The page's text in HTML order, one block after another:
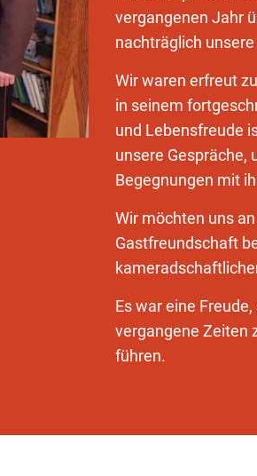
vergangenen Jahr
nachträglich
Wir waren erfreut
in seinem
und Lebensfreude
unsere Gespräche,
Begegnungen mit
Wir möchten uns
Gastfreundschaft
Es war eine
vergangene Zeiten
führen.